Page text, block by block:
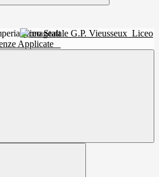
Liceo Statale G.P. Vieusseux Liceo
Applicate